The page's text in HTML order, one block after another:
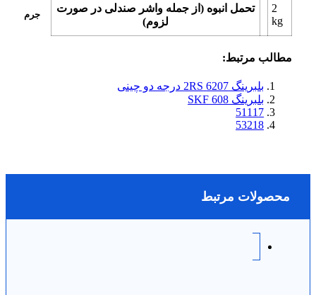
جرم
تحمل انبوه (از جمله واشر صندلی در صورت
لزوم)
2
kg
مطالب مرتبط:
بلبرینگ 6207 2RS درجه دو چینی
بلبرینگ 608 SKF
51117
53218
محصولات مرتبط